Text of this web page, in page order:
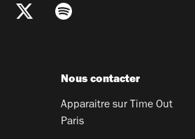
Nous contacter
Apparaitre sur Time Out
Paris